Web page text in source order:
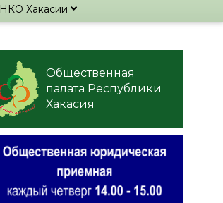
НКО Хакасии
Общественная
палата Республики
Хакасия